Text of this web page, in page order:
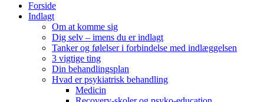
Forside
Indlagt
Om at komme sig
Dig selv – imens du er indlagt
Tanker og følelser i forbindelse med indlæggelsen
3 vigtige ting
Din behandlingsplan
Hvad er psykiatrisk behandling
Medicin